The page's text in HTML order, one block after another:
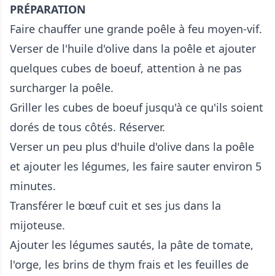
PRÉPARATION
Faire chauffer une grande poêle à feu moyen-vif.
Verser de l'huile d'olive dans la poêle et ajouter
quelques cubes de boeuf, attention à ne pas
surcharger la poêle.
Griller les cubes de boeuf jusqu'à ce qu'ils soient
dorés de tous côtés. Réserver.
Verser un peu plus d'huile d'olive dans la poêle
et ajouter les légumes, les faire sauter environ 5
minutes.
Transférer le bœuf cuit et ses jus dans la
mijoteuse.
Ajouter les légumes sautés, la pâte de tomate,
l'orge, les brins de thym frais et les feuilles de